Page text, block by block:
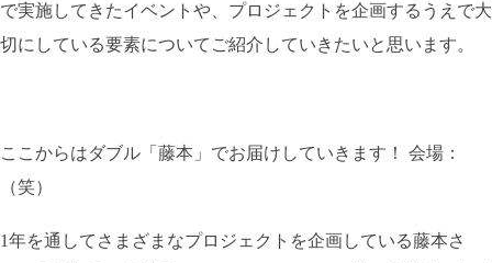
で実施してきたイベントや、プロジェクトを企画するうえで大
切にしている要素についてご紹介していきたいと思います。
ここからはダブル「藤本」でお届けしていきます！ 会場：
（笑）
1年を通してさまざまなプロジェクトを企画している藤本さ